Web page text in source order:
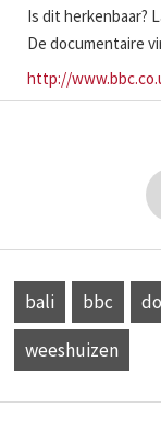
Is dit herkenbaar?
De documentaire
http://
bali bbc
weeshuizen